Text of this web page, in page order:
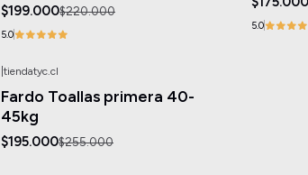
$199.000$220.000
5.0
5.0
Agotado
|tiendatyc.cl
Fardo Toallas primera 40-
45kg
$195.000$255.000